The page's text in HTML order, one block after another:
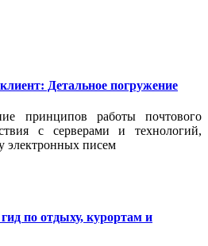
Детальное погружение
принципов работы почтового
с серверами и технологий,
электронных писем
по отдыху, курортам и